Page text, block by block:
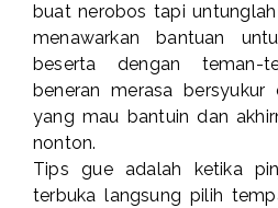
buat nerobos tapi
menawarkan bantuan
beserta dengan teman-
beneran merasa
yang mau bantuin dan
nonton.
Tips gue adalah ketika
terbuka langsung pilih